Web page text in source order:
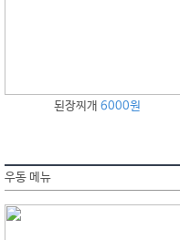
된장찌개 6000원
우동 메뉴